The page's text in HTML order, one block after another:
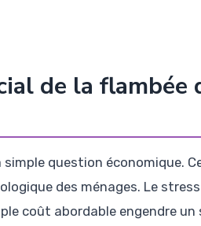
de la flambée
simple question économique.
des ménages. Le
coût abordable engendre